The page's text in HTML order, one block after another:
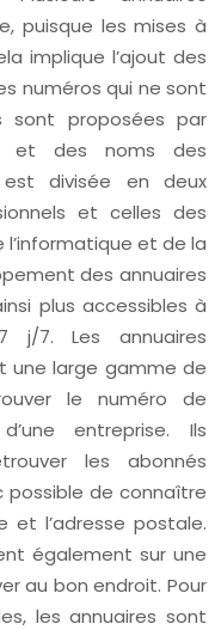
puisque les mises à
implique l’ajout des
numéros qui ne sont
sont proposées par
et des noms des
divisée en deux
et celles des
et de la
des annuaires
plus accessibles à
7. Les annuaires
une large gamme de
le numéro de
entreprise. Ils
les abonnés
possible de connaître
et l’adresse postale.
également sur une
au bon endroit. Pour
les annuaires sont